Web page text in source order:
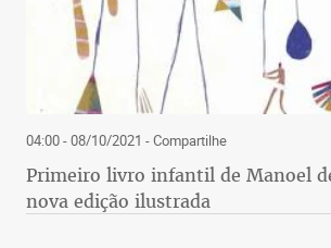
04:00 - 08/10/2021 - Compartilhe
Primeiro livro infantil de Manoel
nova edição ilustrada